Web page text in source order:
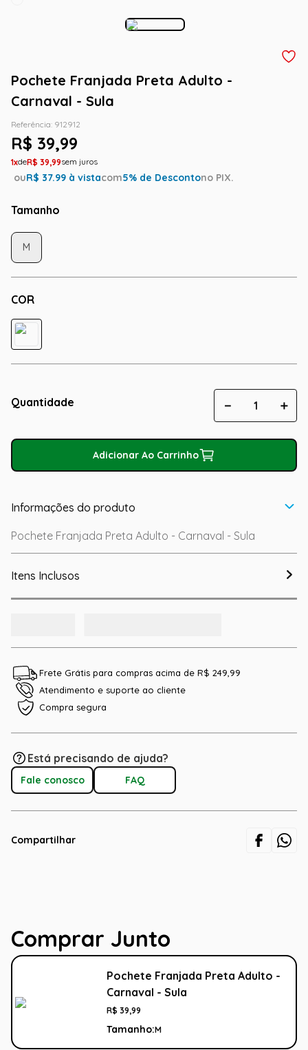
Pochete Franjada Preta Adulto -
Carnaval - Sula
Referência: 912912
R$ 39,99
1 R$ 39,99
ouR$ 37.99 à vistacom5% de Descontono PIX.
Tamanho
COR
M
Quantidade ＋
－
Adicionar Ao Carrinho
Informações do produto
Pochete Franjada Preta Adulto - Carnaval - Sula
Itens Inclusos
Frete Grátis para compras acima de R$ 249,99
Atendimento e suporte ao cliente
Compra segura
Está precisando de ajuda?
Fale conosco FAQ
Compartilhar
Comprar Junto
Pochete Franjada Preta Adulto -
Carnaval - Sula
R$ 39,99
Tamanho:M